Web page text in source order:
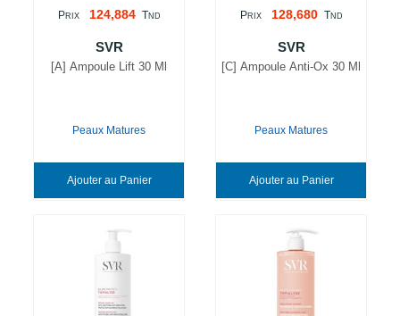
PRIX 124,884 TND
SVR
[A] Ampoule Lift 30 Ml
Peaux Matures
Ajouter au Panier
PRIX 128,680 TND
SVR
[C] Ampoule Anti-Ox 30 Ml
Peaux Matures
Ajouter au Panier